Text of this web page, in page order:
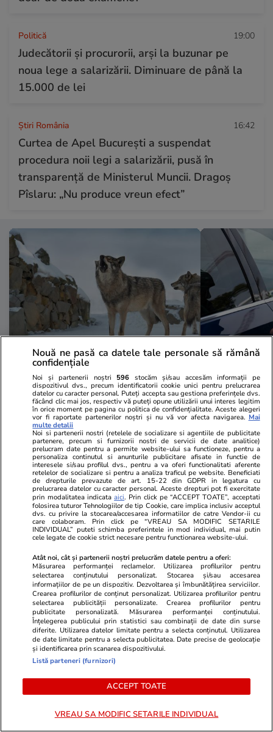
Politică 19:00
Judecătorii și procurorii, arși la buzunar pe
noua lege a salarizării. Diminuare de până la
15.000 de lei
Știri România 16:42
Curtea de Apel București a suspendat
procedura noii legi a salarizării, pusă în
transparență de Ministerul Muncii. Dragoș
Pîslaru: „Nu produce vreun efect”
Vacanțe și Cultură
Țara din Europa care le
recomandă turiștilor ce să facă în
cazul în care se întâlnesc cu un
lup: „Uitați-vă fix la el”
Pericol pe
Salonic,
merg acolo
aparent
spărgătorii
Lifestyle 18 iul.
o previi
Lifestyle 17 iul.
lângă ceapă
Nouă ne pasă ca datele tale personale să rămână
confidențiale
Noi și partenerii noștri 596 stocăm și/sau accesăm informații pe
dispozitivul dvs., precum identificatorii cookie unici pentru prelucrarea
datelor cu caracter personal. Puteți accepta sau gestiona preferințele dvs.
făcând clic mai jos, respectiv vă puteți opune utilizării unui interes legitim
în orice moment pe pagina cu politica de confidențialitate. Aceste alegeri
vor fi raportate partenerilor noștri și nu vă vor afecta navigarea. Mai
multe detalii
Noi si partenerii nostri (retelele de socializare si agentiile de publicitate
partenere, precum si furnizorii nostri de servicii de date analitice)
prelucram date pentru a permite website-ului sa functioneze, pentru a
personaliza continutul si anunturile publicitare afisate in functie de
interesele si/sau profilul dvs., pentru a va oferi functionalitati aferente
retelelor de socializare si pentru a analiza traficul pe website. Beneficiati
de drepturile prevazute de art. 15-22 din GDPR in legatura cu
prelucrarea datelor cu caracter personal. Aceste drepturi pot fi exercitate
prin modalitatea indicataaici. Prin click pe “ACCEPT TOATE”, acceptati
folosirea tuturor Tehnologiilor de tip Cookie, care implica inclusiv acceptul
dvs. cu privire la stocarea/accesarea informatiilor de catre Vendor-ii cu
care colaboram. Prin click pe “VREAU SA MODIFIC SETARILE
INDIVIDUAL” puteti schimba preferintele in mod individual, mai putin
cele legate de cookie strict necesare pentru functionarea website-ului.
Atât noi, cât și partenerii noștri prelucrăm datele pentru a oferi:
Măsurarea performanței reclamelor. Utilizarea profilurilor pentru
selectarea conținutului personalizat. Stocarea și/sau accesarea
informațiilor de pe un dispozitiv. Dezvoltarea și îmbunătățirea serviciilor.
Crearea profilurilor de conținut personalizat. Utilizarea profilurilor pentru
selectarea publicității personalizate. Crearea profilurilor pentru
publicitate personalizată. Măsurarea performanței conținutului.
Înțelegerea publicului prin statistici sau combinații de date din surse
diferite. Utilizarea datelor limitate pentru a selecta conținutul. Utilizarea
de date limitate pentru a selecta publicitatea. Date precise de geolocație
și identificarea prin scanarea dispozitivului.
Listă parteneri (furnizori)
ACCEPT TOATE
VREAU SA MODIFIC SETARILE INDIVIDUAL